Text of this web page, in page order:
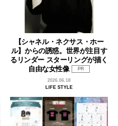
【シャネル・ネクサス・ホー
ル】からの誘惑。世界が注目す
るリンダー スターリングが描く
自由な女性像
PR
2026.06.18
LIFE STYLE